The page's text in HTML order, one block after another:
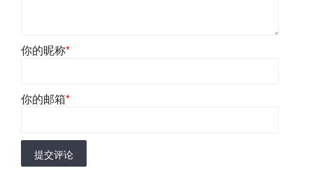
你的昵称*
你的邮箱*
提交评论